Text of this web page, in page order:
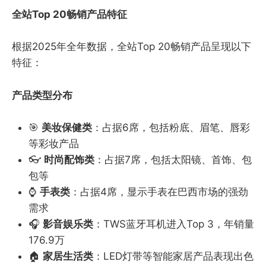
全站Top 20畅销产品特征
根据2025年全年数据，全站Top 20畅销产品呈现以下
特征：
产品类型分布
🎯 美妆保健类 ：占据6席，包括粉底、眉笔、唇彩
等彩妆产品
👓 时尚配饰类 ：占据7席，包括太阳镜、首饰、包
包等
⌚ 手表类 ：占据4席，显示手表在巴西市场的强劲
需求
🎧 影音娱乐类 ：TWS蓝牙耳机进入Top 3，年销量
176.9万
🏠 家居生活类 ：LED灯带等智能家居产品表现出色